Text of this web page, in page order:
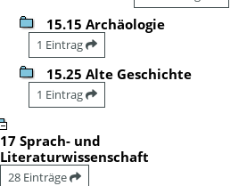
15.15 Archäologie
1 Eintrag
15.25 Alte Geschichte
1 Eintrag
17 Sprach- und
Literaturwissenschaft
28 Einträge